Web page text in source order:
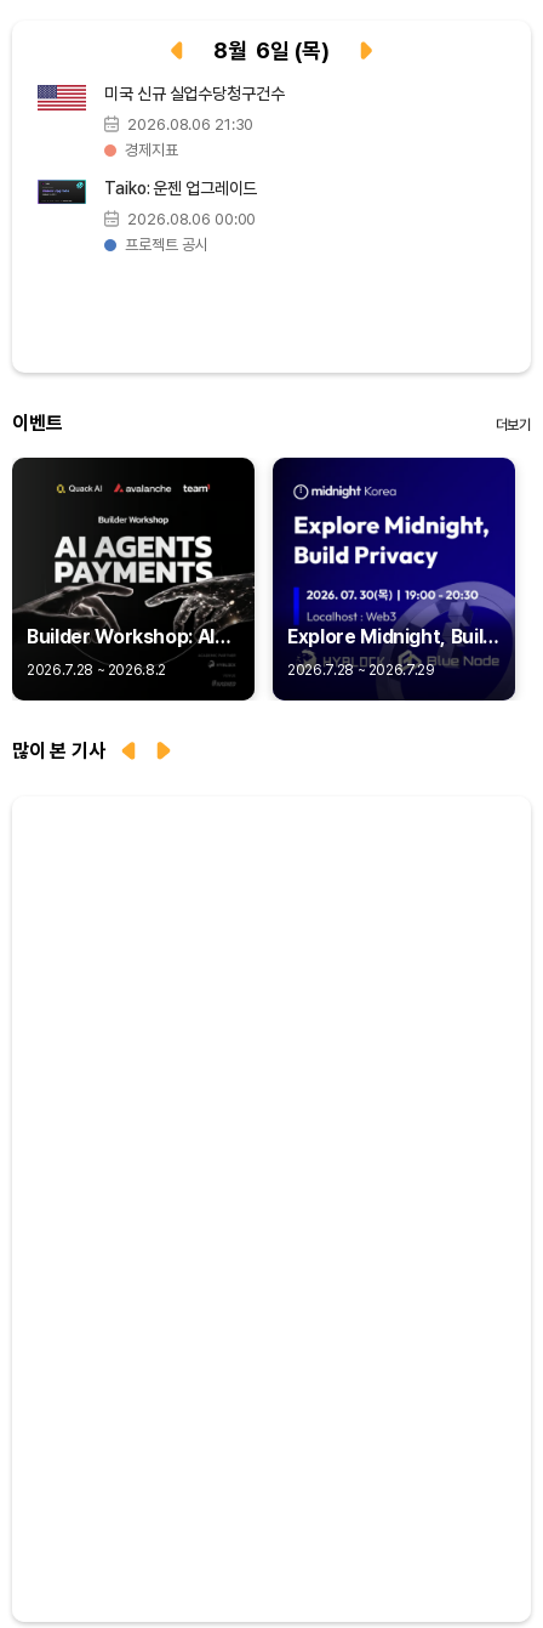
Hyperliquid (HYPE)
Dogecoin (DOGE)
Bitcoin (BTC)
8월 6일 (목)
미국 신규 실업수당청구건수
2026.08.06 21:30
경제지표
Taiko: 운젠 업그레이드
2026.08.06 00:00
프로젝트 공시
이벤트 더보기
Builder Workshop: AI
Agent Payments -
2026.7.28 ~ 2026.8.2
Explore Midnight, Build
Privacy
2026.7.28 ~ 2026.7.29
많이 본 기사